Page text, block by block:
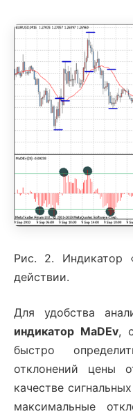
Рис. 2. Индикатор
действии.
Для удобства
индикатор MaDEv,
быстро
отклонений цены
качестве
максимальные